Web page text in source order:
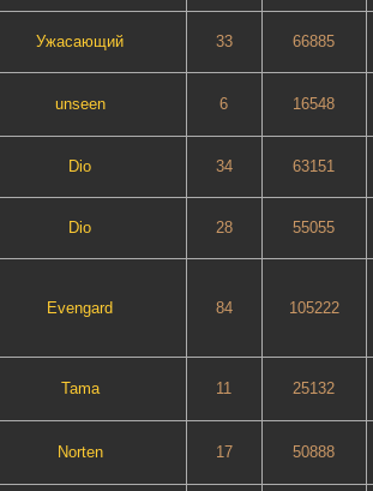
Ужасающий 33 66885
unseen 6 16548
Dio 34 63151
Dio 28 55055
Evengard 84 105222
Tama 11 25132
Norten 17 50888